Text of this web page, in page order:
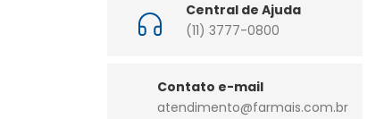
Central de Ajuda
(11) 3777-0800
Contato e-mail
atendimento@farmais.com.br